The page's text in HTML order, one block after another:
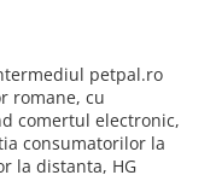
petpal.ro
romane, cu
comertul electronic,
consumatorilor la
la distanta, HG